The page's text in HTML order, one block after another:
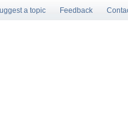
a topic Feedback